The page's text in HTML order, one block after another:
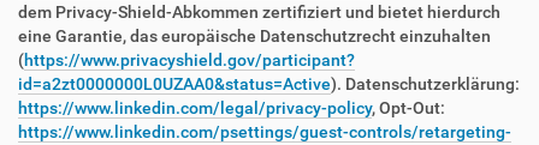
dem Privacy-Shield-Abkommen zertifiziert und bietet hierdurch
eine Garantie, das europäische Datenschutzrecht einzuhalten
(https://www.privacyshield.gov/participant?
id=a2zt0000000L0UZAA0&status=Active). Datenschutzerklärung:
https://www.linkedin.com/legal/privacy-policy, Opt-Out:
https://www.linkedin.com/psettings/guest-controls/retargeting-